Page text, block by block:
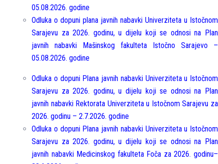
05.08.2026. godine
Odluka o dopuni plana javnih nabavki Univerziteta u Istočnom
Sarajevu za 2026. godinu, u dijelu koji se odnosi na Plan
javnih nabavki Mašinskog fakulteta Istočno Sarajevo –
05.08.2026. godine
Odluka o dopuni Plana javnih nabavki Univerziteta u Istočnom
Sarajevu za 2026. godinu, u dijelu koji se odnosi na Plan
javnih nabavki Rektorata Univerziteta u Istočnom Sarajevu za
2026. godinu – 2.7.2026. godine
Odluka o dopuni Plana javnih nabavki Univerziteta u Istočnom
Sarajevu za 2026. godinu, u dijelu koji se odnosi na Plan
javnih nabavki Medicinskog fakulteta Foča za 2026. godinu–